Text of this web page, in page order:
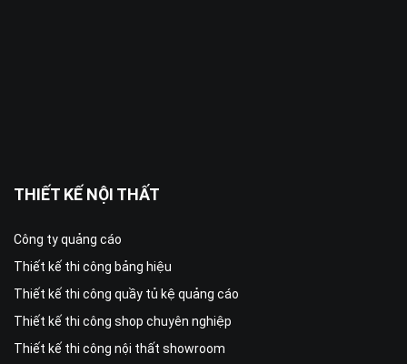
THIẾT KẾ NỘI THẤT
Công ty quảng cáo
Thiết kế thi công bảng hiệu
Thiết kế thi công quầy tủ kệ quảng cáo
Thiết kế thi công shop chuyên nghiệp
Thiết kế thi công nội thất showroom